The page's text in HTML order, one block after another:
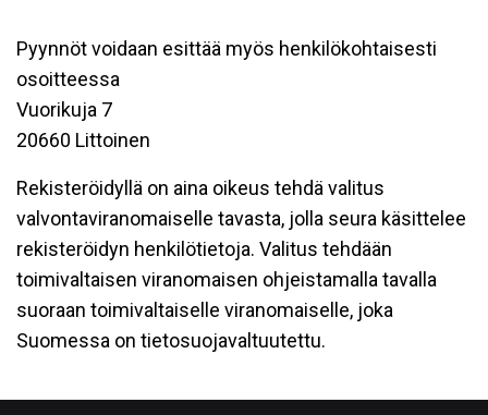
Pyynnöt voidaan esittää myös henkilökohtaisesti
osoitteessa
Vuorikuja 7
20660 Littoinen
Rekisteröidyllä on aina oikeus tehdä valitus
valvontaviranomaiselle tavasta, jolla seura käsittelee
rekisteröidyn henkilötietoja. Valitus tehdään
toimivaltaisen viranomaisen ohjeistamalla tavalla
suoraan toimivaltaiselle viranomaiselle, joka
Suomessa on tietosuojavaltuutettu.